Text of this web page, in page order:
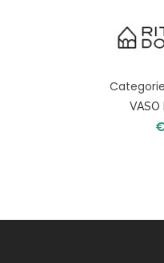
VASO